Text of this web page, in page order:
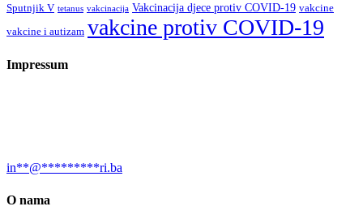
Sputnjik V tetanus vakcinacija Vakcinacija djece protiv COVID-19 vakcine
vakcine i autizam vakcine protiv COVID-19
Impressum
in**@*********ri.ba
O nama